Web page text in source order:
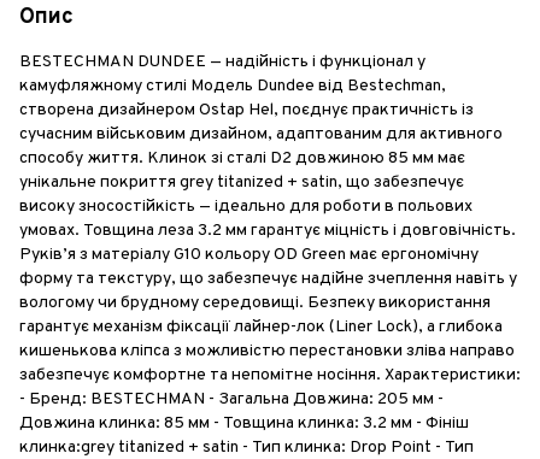
Опис
BESTECHMAN DUNDEE — надійність і функціонал у
камуфляжному стилі Модель Dundee від Bestechman,
створена дизайнером Ostap Hel, поєднує практичність із
сучасним військовим дизайном, адаптованим для активного
способу життя. Клинок зі сталі D2 довжиною 85 мм має
унікальне покриття grey titanized + satin, що забезпечує
високу зносостійкість — ідеально для роботи в польових
умовах. Товщина леза 3.2 мм гарантує міцність і довговічність.
Руків’я з матеріалу G10 кольору OD Green має ергономічну
форму та текстуру, що забезпечує надійне зчеплення навіть у
вологому чи брудному середовищі. Безпеку використання
гарантує механізм фіксації лайнер-лок (Liner Lock), а глибока
кишенькова кліпса з можливістю перестановки зліва направо
забезпечує комфортне та непомітне носіння. Характеристики:
- Бренд: BESTECHMAN - Загальна Довжина: 205 мм -
Довжина клинка: 85 мм - Товщина клинка: 3.2 мм - Фініш
клинка:grey titanized + satin - Тип клинка: Drop Point - Тип